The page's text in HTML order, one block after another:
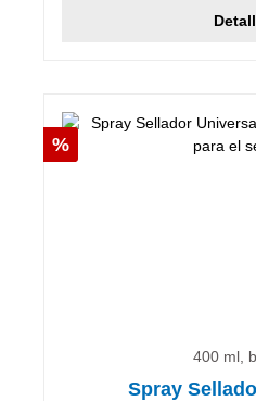
Descuento
%
400 ml,
Spray